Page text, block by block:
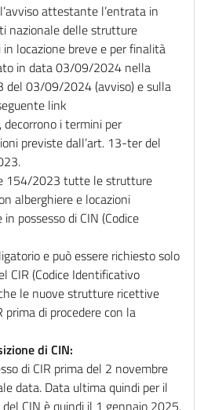
attestante l’entrata in
nazionale delle strutture
locazione breve e per finalità
in data 03/09/2024 nella
del 03/09/2024 (avviso) e sulla
link
i termini per
previste dall’art. 13-ter del
154/2023 tutte le strutture
alberghiere e locazioni
possesso di CIN (Codice
e può essere richiesto solo
CIR (Codice Identificativo
le nuove strutture ricettive
di procedere con la
di CIN:
di CIR prima del 2 novembre
data. Data ultima quindi per il
del CIN è quindi il 1 gennaio 2025.